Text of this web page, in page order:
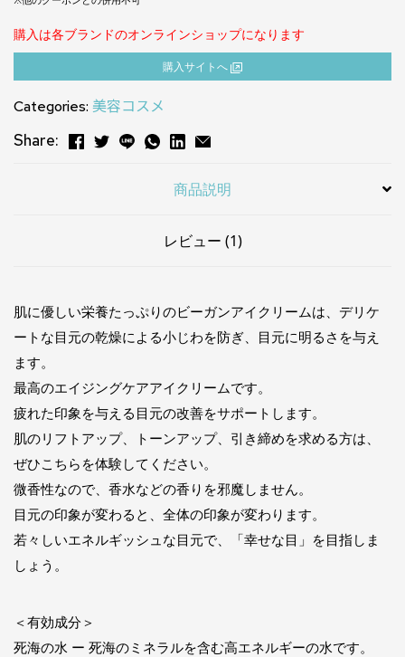
購入は各ブランドのオンラインショップになります
購⼊サイトへ
Categories: 美容コスメ
Share:
商品説明
レビュー (1)
肌に優しい栄養たっぷりのビーガンアイクリームは、デリケ
ートな目元の乾燥による小じわを防ぎ、目元に明るさを与え
ます。
最高のエイジングケアアイクリームです。
疲れた印象を与える目元の改善をサポートします。
肌のリフトアップ、トーンアップ、引き締めを求める方は、
ぜひこちらを体験してください。
微香性なので、香水などの香りを邪魔しません。
目元の印象が変わると、全体の印象が変わります。
若々しいエネルギッシュな目元で、「幸せな目」を目指しま
しょう。
＜有効成分＞
死海の水 ー 死海のミネラルを含む高エネルギーの水です。